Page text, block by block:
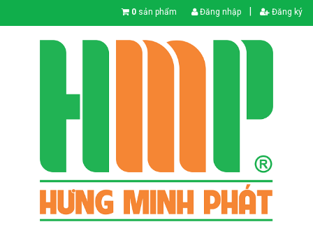
0 sản phẩm Đăng nhập Đăng ký